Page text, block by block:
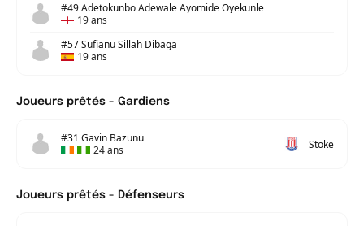
#49 Adetokunbo Adewale Ayomide Oyekunle
19 ans
#57 Sufianu Sillah Dibaga
19 ans
Joueurs prêtés - Gardiens
#31 Gavin Bazunu
24 ans
Stoke
Joueurs prêtés - Défenseurs